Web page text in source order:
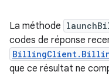
La méthode
codes de réponse
que ce résultat ne